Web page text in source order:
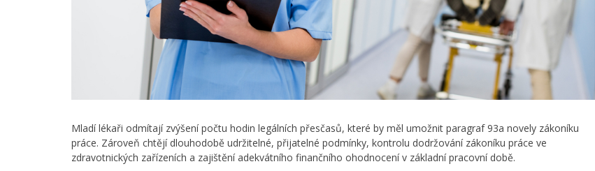
Mladí lékaři odmítají zvýšení počtu hodin legálních přesčasů, které by měl umožnit paragraf 93a novely zákoníku
práce. Zároveň chtějí dlouhodobě udržitelné, přijatelné podmínky, kontrolu dodržování zákoníku práce ve
zdravotnických zařízeních a zajištění adekvátního finančního ohodnocení v základní pracovní době.